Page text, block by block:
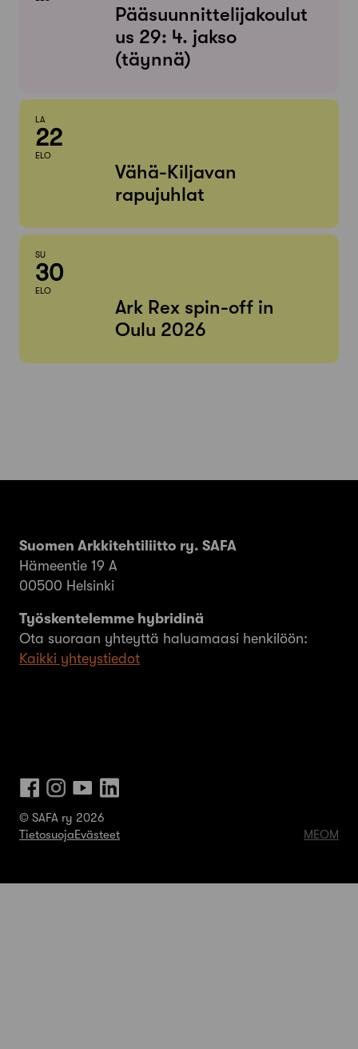
Pääsuunnittelijakoulut
us 29: 4. jakso
(täynnä)
LA
22
ELO
Vähä-Kiljavan
rapujuhlat
SU
30
ELO
Ark Rex spin-off in
Oulu 2026
Suomen Arkkitehtiliitto ry. SAFA
Hämeentie 19 A
00500 Helsinki
Työskentelemme hybridinä
Ota suoraan yhteyttä haluamaasi henkilöön:
Kaikki yhteystiedot
© SAFA ry 2026
TietosuojaEvästeet MEOM